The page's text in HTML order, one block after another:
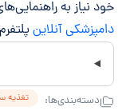
خود نیاز به
دامپزشکی آنلاین
دسته‌بندی‌ها: تغذیه